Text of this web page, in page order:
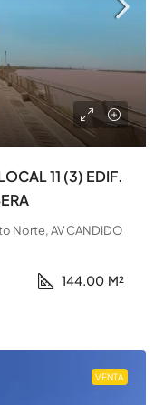
11 (3) EDIF.
Norte, AV CANDIDO
144.00 M²
VENTA